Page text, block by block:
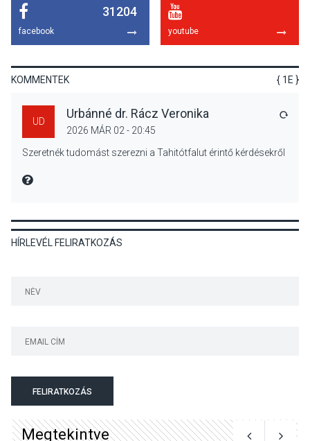
Nőtt a fontosabb nyári
tanszergyűjtés lesz
Szigetmonostoron
31204
facebook youtube
KOMMENTEK { 1E }
UD
Urbánné dr. Rácz Veronika
2026 MÁR 02 - 20:45
Szeretnék tudomást szerezni a Tahitótfalut érintő kérdésekről
MIRE MONDTA
HÍRLEVÉL FELIRATKOZÁS
FELIRATKOZÁS
Megtekintve